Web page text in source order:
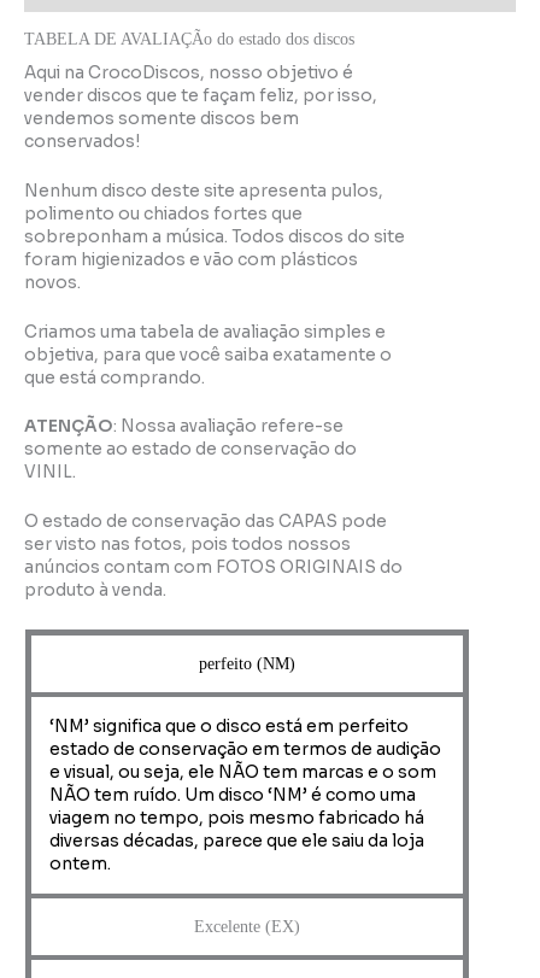
TABELA DE AVALIAÇÃo do estado dos discos
Aqui na CrocoDiscos, nosso objetivo é
vender discos que te façam feliz, por isso,
vendemos somente discos bem
conservados!
Nenhum disco deste site apresenta pulos,
polimento ou chiados fortes que
sobreponham a música. Todos discos do site
foram higienizados e vão com plásticos
novos.
Criamos uma tabela de avaliação simples e
objetiva, para que você saiba exatamente o
que está comprando.
ATENÇÃO: Nossa avaliação refere-se
somente ao estado de conservação do
VINIL.
O estado de conservação das CAPAS pode
ser visto nas fotos, pois todos nossos
anúncios contam com FOTOS ORIGINAIS do
produto à venda.
perfeito (NM)
‘NM’ significa que o disco está em perfeito
estado de conservação em termos de audição
e visual, ou seja, ele NÃO tem marcas e o som
NÃO tem ruído. Um disco ‘NM’ é como uma
viagem no tempo, pois mesmo fabricado há
diversas décadas, parece que ele saiu da loja
ontem.
Excelente (EX)